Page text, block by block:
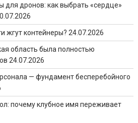
для дронов: как выбрать «сердце»
жгут контейнеры? 24.07.2026
область была полностью
24.07.2026
— фундамент бесперебойного
почему клубное имя переживает